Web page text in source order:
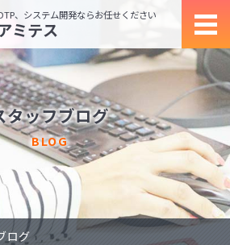
、システム開発ならお任せください
ミテス
タッフブログ
BLOG
ログ